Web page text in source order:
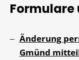
Formulare
Änderung
Gmünd